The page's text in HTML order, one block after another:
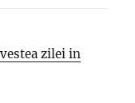
zilei in